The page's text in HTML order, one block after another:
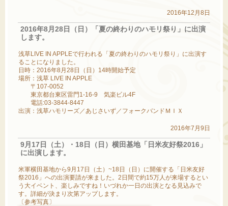
2016年12月8日
2016年8月28日（日）「夏の終わりのハモリ祭り」に出演
します。
浅草LIVE IN APPLEで行われる「夏の終わりのハモリ祭り」に出演す
ることになりました。
日時：2016年8月28日（日）14時開始予定
場所：浅草 LIVE IN APPLE
〒107-0052
東京都台東区雷門1-16-9 気楽ビル4F
電話:03-3844-8447
出演：浅草ハモリーズ／あじさいず／フォークバンドＭＩＸ
2016年7月9日
9月17日（土）・18日（日）横田基地「日米友好祭2016」
に出演します。
米軍横田基地から9月17日（土）~18日（日）に開催する「日米友好
祭2016」への出演要請が来ました。2日間で約15万人が来場するとい
う大イベント、楽しみですね！いづれか一日の出演となる見込みで
す。詳細が決まり次第アップします。
〔参考写真〕